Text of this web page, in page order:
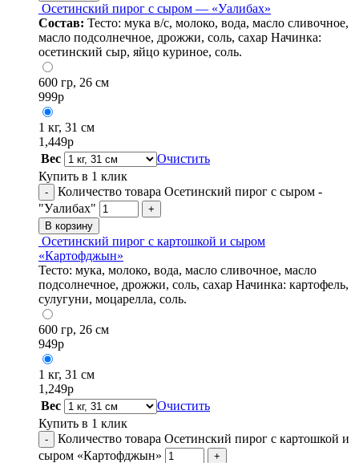
Осетинский пирог с сыром — «Уалибах»
Состав: Тесто: мука в/с, молоко, вода, масло сливочное,
масло подсолнечное, дрожжи, соль, сахар Начинка:
осетинский сыр, яйцо куриное, соль.
600 гр, 26 см
999р
1 кг, 31 см
1,449р
Вес
Очистить
Купить в 1 клик
-
Количество товара Осетинский пирог с сыром -
"Уалибах"
+
В корзину
Осетинский пирог с картошкой и сыром
«Картофджын»
Тесто: мука, молоко, вода, масло сливочное, масло
подсолнечное, дрожжи, соль, сахар Начинка: картофель,
сулугуни, моцарелла, соль.
600 гр, 26 см
949р
1 кг, 31 см
1,249р
Вес
Очистить
Купить в 1 клик
-
Количество товара Осетинский пирог с картошкой и
сыром «Картофджын»
+